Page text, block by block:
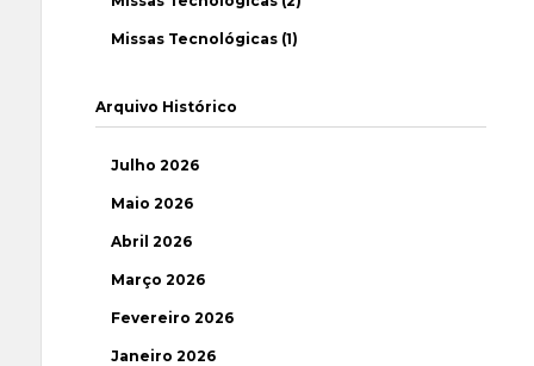
Missas Tecnológicas (1)
Arquivo Histórico
Julho 2026
Maio 2026
Abril 2026
Março 2026
Fevereiro 2026
Janeiro 2026